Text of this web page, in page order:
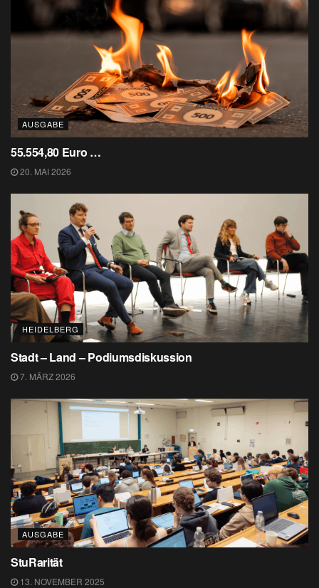
AUSGABE
55.554,80 Euro …
20. MAI 2026
HEIDELBERG
Stadt – Land – Podiumsdiskussion
7. MÄRZ 2026
AUSGABE
StuRarität
13. NOVEMBER 2025